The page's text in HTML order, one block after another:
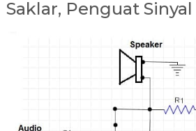
Saklar, Penguat Sinyal